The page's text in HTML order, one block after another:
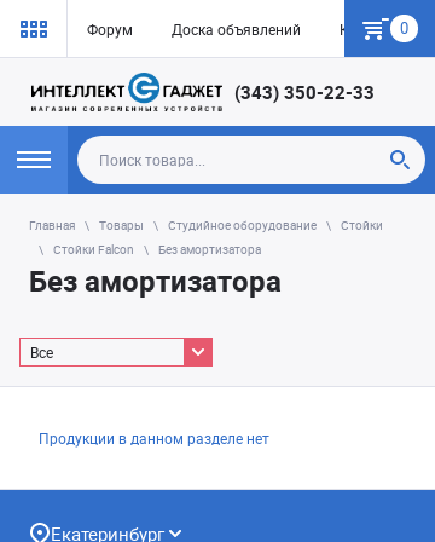
Форум Доска объявлений Как купить
0
(343) 350-22-33
Главная Товары Студийное оборудование
Стойки
Стойки Falcon
Без амортизатора
Без амортизатора
Все
Продукции в данном разделе нет
Екатеринбург